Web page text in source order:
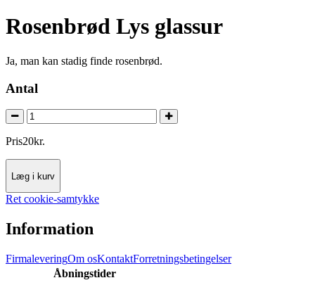
Rosenbrød Lys glassur
Ja, man kan stadig finde rosenbrød.
Antal
Pris20kr.
Læg i kurv
Ret cookie-samtykke
Information
FirmaleveringOm osKontaktForretningsbetingelser
Åbningstider